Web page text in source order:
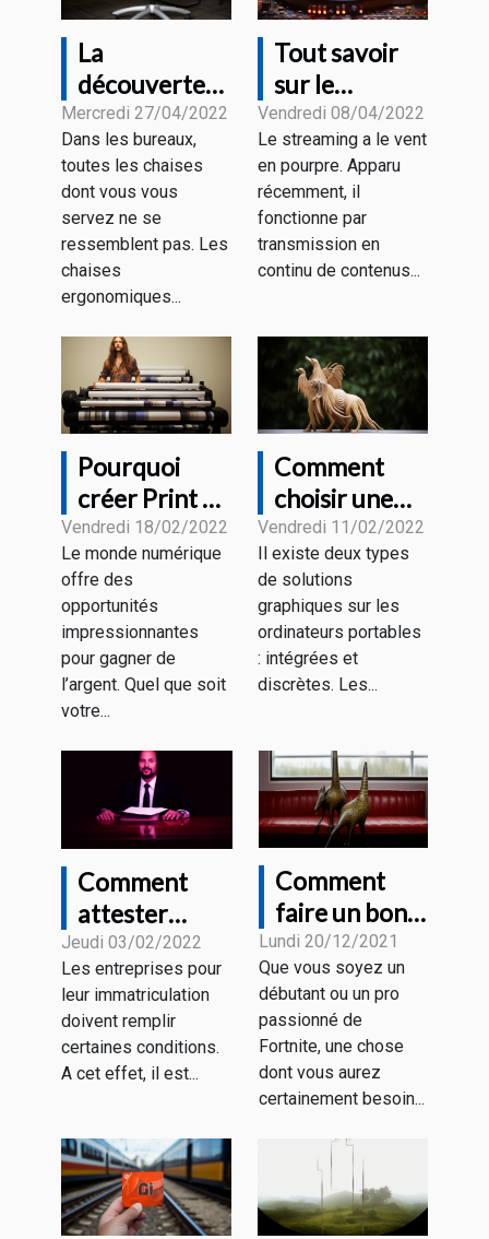
La
découverte
de la chaise
de bureau
ergonomique
Mercredi 27/04/2022
Dans les bureaux,
toutes les chaises
dont vous vous
servez ne se
ressemblent pas. Les
chaises
ergonomiques...
Tout savoir
sur le
streaming
Vendredi 08/04/2022
Le streaming a le vent
en pourpre. Apparu
récemment, il
fonctionne par
transmission en
continu de contenus...
Pourquoi
créer Print on
Demand et
Comment ça
fonctionne?
Vendredi 18/02/2022
Le monde numérique
offre des
opportunités
impressionnantes
pour gagner de
l’argent. Quel que soit
votre...
Comment
choisir une
carte
graphique
pour un
ordinateur
portatif ?
Vendredi 11/02/2022
Il existe deux types
de solutions
graphiques sur les
ordinateurs portables
: intégrées et
discrètes. Les...
Comment
attester
juridiquement
de l’existence
de votre
entreprise ?
Jeudi 03/02/2022
Les entreprises pour
leur immatriculation
doivent remplir
certaines conditions.
A cet effet, il est...
Comment
faire un bon
choix de
souris gamer
pour Fortnite
?
Lundi 20/12/2021
Que vous soyez un
débutant ou un pro
passionné de
Fortnite, une chose
dont vous aurez
certainement besoin...